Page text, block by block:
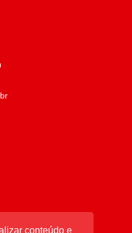
conteúdo e